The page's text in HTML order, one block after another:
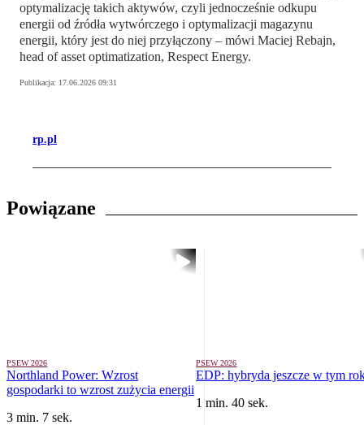
optymalizację takich aktywów, czyli jednocześnie odkupu
energii od źródła wytwórczego i optymalizacji magazynu
energii, który jest do niej przyłączony – mówi Maciej Rebajn,
head of asset optimatization, Respect Energy.
Publikacja: 17.06.2026 09:31
rp.pl
Powiązane
PSEW 2026
Northland Power: Wzrost
gospodarki to wzrost zużycia energii
3 min. 7 sek.
PSEW 2026
EDP: hybryda jeszcze w tym
1 min. 40 sek.